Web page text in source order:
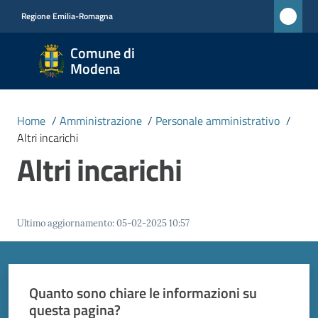
Regione Emilia-Romagna
Comune di
Modena
Comune
di
Modena
CIVICA
MONET
Menu selezionato
Novità
Home / Amministrazione / Personale amministrativo /
Altri incarichi
Altri incarichi
Ultimo aggiornamento:05-02-2025 10:57
Quanto sono chiare le informazioni su
questa pagina?